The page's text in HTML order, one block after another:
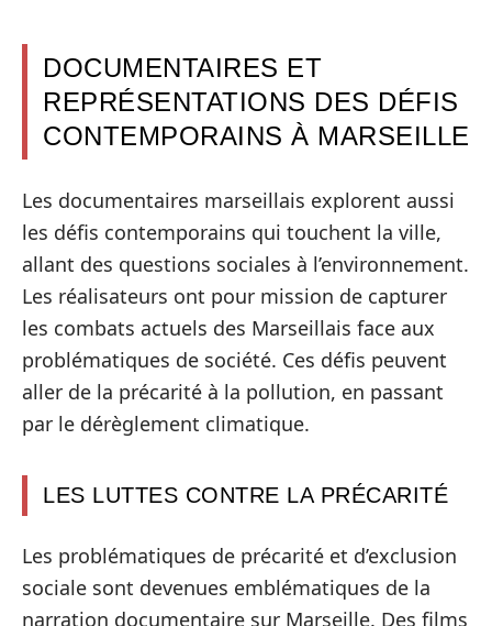
DOCUMENTAIRES ET
REPRÉSENTATIONS DES DÉFIS
CONTEMPORAINS À MARSEILLE
Les documentaires marseillais explorent aussi
les défis contemporains qui touchent la ville,
allant des questions sociales à l’environnement.
Les réalisateurs ont pour mission de capturer
les combats actuels des Marseillais face aux
problématiques de société. Ces défis peuvent
aller de la précarité à la pollution, en passant
par le dérèglement climatique.
LES LUTTES CONTRE LA PRÉCARITÉ
Les problématiques de précarité et d’exclusion
sociale sont devenues emblématiques de la
narration documentaire sur Marseille. Des films